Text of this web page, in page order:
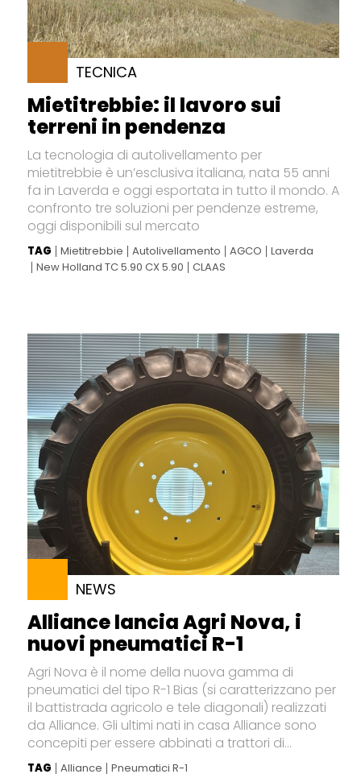
TECNICA
Mietitrebbie: il lavoro sui
terreni in pendenza
La tecnologia di autolivellamento per
mietitrebbie è un’esclusiva italiana, nata 55 anni
fa in Laverda e oggi esportata in tutto il mondo. A
confronto tre soluzioni per pendenze estreme,
oggi disponibili sul mercato
TAG Mietitrebbie Autolivellamento AGCO
Laverda
New Holland TC 5.90 CX 5.90
CLAAS
NEWS
Alliance lancia Agri Nova, i
nuovi pneumatici R-1
Agri Nova è il nome della nuova gamma di
pneumatici del tipo R-1 Bias (si caratterizzano per
il battistrada agricolo e tele diagonali) realizzati
da Alliance. Gli ultimi nati in casa Alliance sono
concepiti per essere abbinati a trattori di...
TAG Alliance Pneumatici R-1